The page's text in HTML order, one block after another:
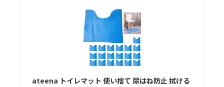
ateena トイレマット 使い捨て 尿はね防止 拭ける